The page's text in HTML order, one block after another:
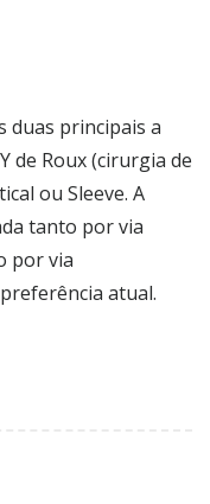
duas principais a
de Roux (cirurgia de
ou Sleeve. A
tanto por via
por via
atual.